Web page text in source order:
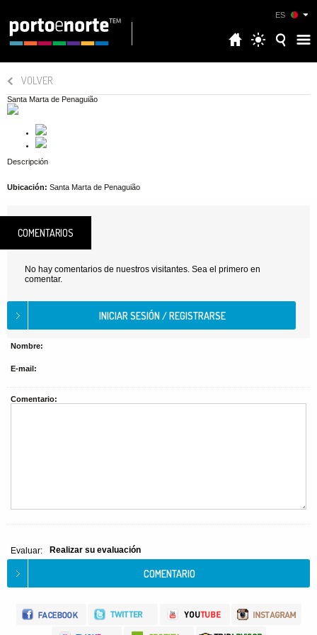
ES
VOLVER
Santa Marta de Penaguião
Descripción
Ubicación: Santa Marta de Penaguião
COMENTARIOS
No hay comentarios de nuestros visitantes. Sea el primero en
comentar.
Nombre:
E-mail:
Comentario:
Evaluar: Realizar su evaluación